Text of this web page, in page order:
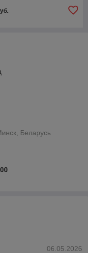
Беларусь
06.05.2026